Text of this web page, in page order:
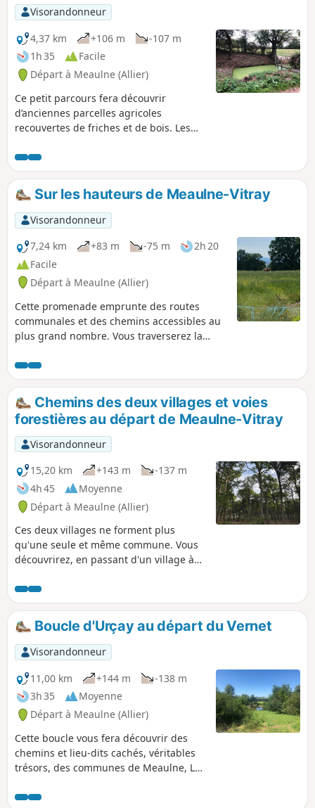
Visorandonneur
4,37 km
+106 m
-107 m
1h 35
Facile
Départ à Meaulne (Allier)
Ce petit parcours fera découvrir
d’anciennes parcelles agricoles
recouvertes de friches et de bois. Les
rappellent qu'une activité paysanne se
déroulait sur ces terres.
Sur les hauteurs de Meaulne-Vitray
Visorandonneur
7,24 km
+83 m -75 m
2h 20
Facile
Départ à Meaulne (Allier)
Cette promenade emprunte des routes
communales et des chemins accessibles au
plus grand nombre. Vous traverserez la
des chemins du bocage bourbonnais.
Chemins des deux villages et voies
forestières au départ de Meaulne-Vitray
Visorandonneur
15,20 km
+143 m
-137 m
4h 45
Moyenne
Départ à Meaulne (Allier)
Ces deux villages ne forment plus
qu'une seule et même commune. Vous
découvrirez, en passant d'un village à
contrasteront avec les grandes voies
forestières, rectilignes de la Forêt de
Tronçais. Pour autant, ces longues voies
forestières vous surprendront par les
différents paysages qu'offre la Forêt de
Tronçais à chaque étape de son
exploitation.
Boucle d'Urçay au départ du Vernet
Visorandonneur
11,00 km
+144 m
-138 m
3h 35
Moyenne
Départ à Meaulne (Allier)
Cette boucle vous fera découvrir des
chemins et lieu-dits cachés, véritables
trésors, des communes de Meaulne, La